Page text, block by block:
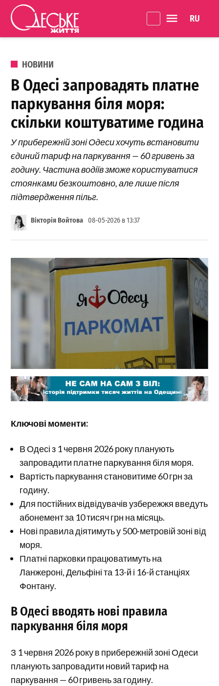
Перейти до вмісту
Життя
ОПУБЛІКОВАНО В
НОВИНИ
В Одесі запровадять платне
паркування біля моря:
скільки коштуватиме година
У прибережній зоні Одеси хочуть встановити
єдиний тариф на паркування — 60 гривень за
годину. Частина водіїв зможе користуватися
стоянками безкоштовно, але лише після
підтвердження пільг.
Вікторія Войтова 08-05-2026 в 13:37
Ключові моменти:
В Одесі з 1 червня 2026 року планують
запровадити платне паркування біля моря.
Вартість паркування становитиме 60 грн за
годину.
Для постійних відвідувачів узбережжя введуть
абонемент за 10 тисяч грн на місяць.
Нові правила діятимуть у 500-метровій зоні від
моря.
Платні парковки працюватимуть на
Ланжероні, Дельфіні та 13-й і 16-й станціях
Фонтану.
В Одесі вводять нові правила
паркування біля моря
З 1 червня 2026 року в прибережній зоні Одеси
планують запровадити новий тариф на
паркування — 60 гривень за годину.